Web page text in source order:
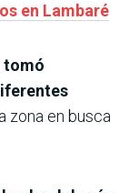
en Lambaré
tomó
zona en busca